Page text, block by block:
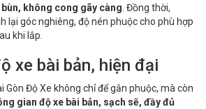
không cong gãy càng . Đồng thời,
lại góc nghiêng, độ nén phuộc cho phù hợp
khi lắp.
xe bài bản, hiện đại
Gòn Độ Xe không chỉ để gắn phuộc, mà còn
gian độ xe bài bản, sạch sẽ, đầy đủ